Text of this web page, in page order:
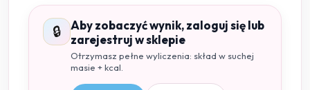
🔒
Aby zobaczyć wynik, zaloguj się lub
zarejestruj w sklepie
Otrzymasz pełne wyliczenia: skład w suchej
masie + kcal.